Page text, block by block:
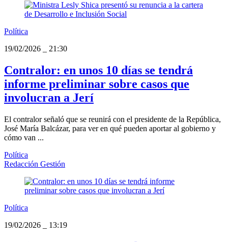
Política
19/02/2026
21:30
Contralor: en unos 10 días se tendrá
informe preliminar sobre casos que
involucran a Jerí
El contralor señaló que se reunirá con el presidente de la República,
José María Balcázar, para ver en qué pueden aportar al gobierno y
cómo van ...
Política
Redacción Gestión
Política
19/02/2026
13:19